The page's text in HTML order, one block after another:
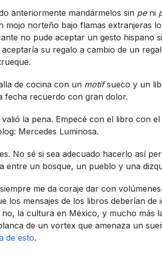
anteriormente mandármelos sin peni
mojo norteño bajo flamas extranjeras
no pude aceptar un gesto hispano
su regalo a cambio de un
de cocina con un motifsueco y un
fecha recuerdo con gran dolor.
la pena. Empecé con el libro con
Mercedes Luminosa.
No sé si sea adecuado hacerlo así­
entre un bosque, un pueblo y una
me da coraje dar con
los mensajes de los libros deberí­an de
la cultura en México, y mucho más
de un vortex que amenaza un
de esto.